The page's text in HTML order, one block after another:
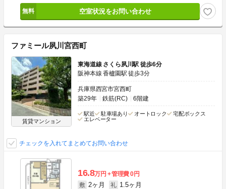
空室状況をお問い合わせ
ファミール夙川宮西町
賃貸マンション
東海道線 さくら夙川駅 徒歩6分
阪神本線 香櫨園駅 徒歩3分
兵庫県西宮市宮西町
築29年
鉄筋(RC) 6階建
駅近 駐車場あり オートロック
宅配ボックス
エレベーター
チェックを入れてまとめてお問い合わせ
16.8万円 管理費0円
敷 2ヶ月 礼 1.5ヶ月